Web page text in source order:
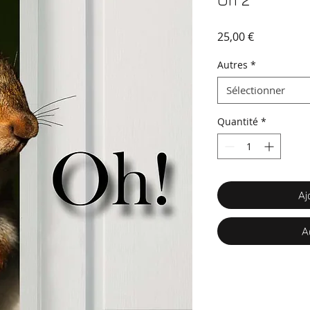
25,00 €Prix
Autres *
Sélectionner
Quantité *